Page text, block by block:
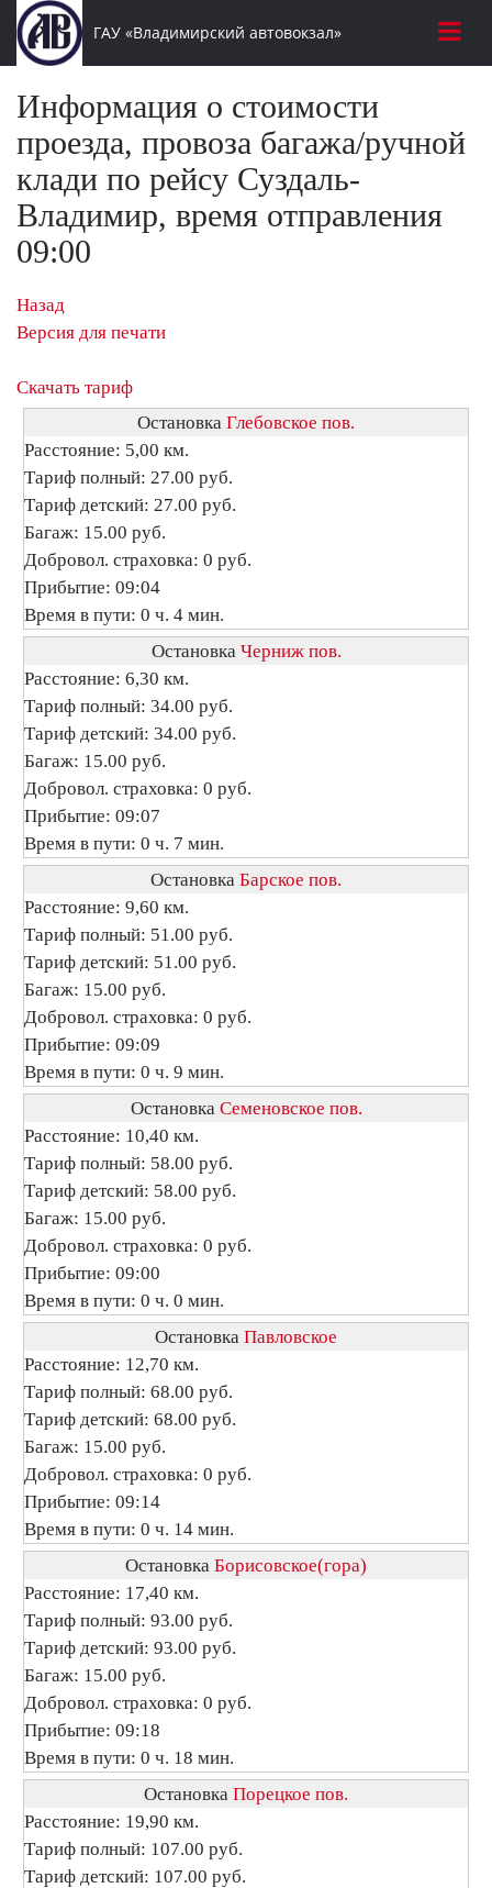
ГАУ «Владимирский автовокзал»
Информация о стоимости
проезда, провоза багажа/ручной
клади по рейсу Суздаль-
Владимир, время отправления
09:00
Назад
Версия для печати
Скачать тариф
Остановка Глебовское пов.
Расстояние: 5,00 км.
Тариф полный: 27.00 руб.
Тариф детский: 27.00 руб.
Багаж: 15.00 руб.
Добровол. страховка: 0 руб.
Прибытие: 09:04
Время в пути: 0 ч. 4 мин.
Остановка Черниж пов.
Расстояние: 6,30 км.
Тариф полный: 34.00 руб.
Тариф детский: 34.00 руб.
Багаж: 15.00 руб.
Добровол. страховка: 0 руб.
Прибытие: 09:07
Время в пути: 0 ч. 7 мин.
Остановка Барское пов.
Расстояние: 9,60 км.
Тариф полный: 51.00 руб.
Тариф детский: 51.00 руб.
Багаж: 15.00 руб.
Добровол. страховка: 0 руб.
Прибытие: 09:09
Время в пути: 0 ч. 9 мин.
Остановка Семеновское пов.
Расстояние: 10,40 км.
Тариф полный: 58.00 руб.
Тариф детский: 58.00 руб.
Багаж: 15.00 руб.
Добровол. страховка: 0 руб.
Прибытие: 09:00
Время в пути: 0 ч. 0 мин.
Остановка Павловское
Расстояние: 12,70 км.
Тариф полный: 68.00 руб.
Тариф детский: 68.00 руб.
Багаж: 15.00 руб.
Добровол. страховка: 0 руб.
Прибытие: 09:14
Время в пути: 0 ч. 14 мин.
Остановка Борисовское(гора)
Расстояние: 17,40 км.
Тариф полный: 93.00 руб.
Тариф детский: 93.00 руб.
Багаж: 15.00 руб.
Добровол. страховка: 0 руб.
Прибытие: 09:18
Время в пути: 0 ч. 18 мин.
Остановка Порецкое пов.
Расстояние: 19,90 км.
Тариф полный: 107.00 руб.
Тариф детский: 107.00 руб.